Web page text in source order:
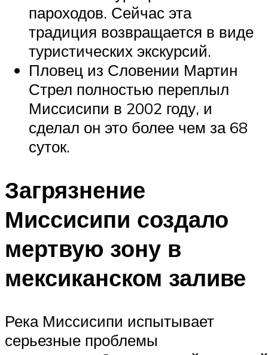
пароходов. Сейчас эта
традиция возвращается в виде
туристических экскурсий.
Пловец из Словении Мартин
Стрел полностью переплыл
Миссисипи в 2002 году, и
сделал он это более чем за 68
суток.
Загрязнение
Миссисипи создало
мертвую зону в
мексиканском заливе
Река Миссисипи испытывает
серьезные проблемы